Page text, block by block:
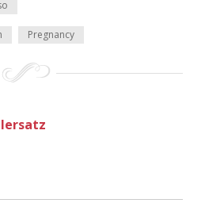
Pregnancy